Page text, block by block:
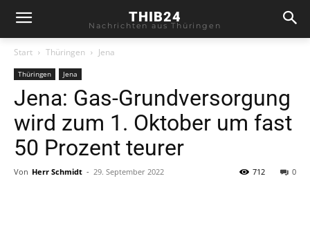
THIB24
Nachrichten aus Thüringen
Start Thüringen Jena
Thüringen Jena
Jena: Gas-Grundversorgung
wird zum 1. Oktober um fast
50 Prozent teurer
Von Herr Schmidt - 29. September 2022 0
712